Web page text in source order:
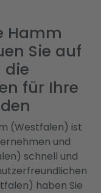
Hamm
Sie auf
die
für Ihre
(Westfalen) ist
und
schnell und
haben Sie